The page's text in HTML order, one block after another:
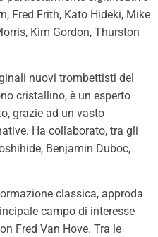
Fred Frith, Kato Hideki, Mike
Kim Gordon, Thurston
nuovi trombettisti del
cristallino, è un esperto
grazie ad un vasto
Ha collaborato, tra gli
Benjamin Duboc,
classica, approda
campo di interesse
Fred Van Hove. Tra le